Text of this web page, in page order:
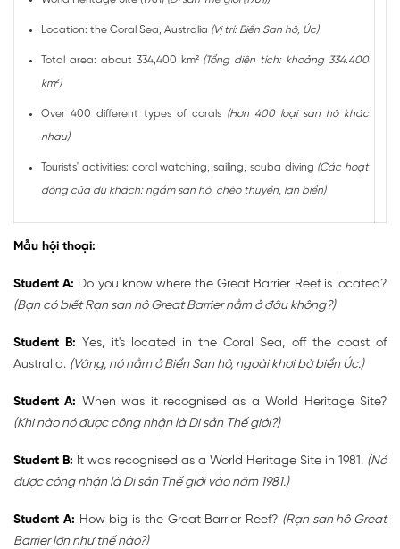
Location: the Coral Sea, Australia (Vị trí: Biển San hô, Úc)
Total area: about 334,400 km² (Tổng diện tích: khoảng 334.400
km²)
Over 400 different types of corals (Hơn 400 loại san hô khác
nhau)
Tourists' activities: coral watching, sailing, scuba diving (Các hoạt
động của du khách: ngắm san hô, chèo thuyền, lặn biển)
Mẫu hội thoại:
Student A: Do you know where the Great Barrier Reef is located?
(Bạn có biết Rạn san hô Great Barrier nằm ở đâu không?)
Student B: Yes, it's located in the Coral Sea, off the coast of
Australia. (Vâng, nó nằm ở Biển San hô, ngoài khơi bờ biển Úc.)
Student A: When was it recognised as a World Heritage Site?
(Khi nào nó được công nhận là Di sản Thế giới?)
Student B: It was recognised as a World Heritage Site in 1981. (Nó
được công nhận là Di sản Thế giới vào năm 1981.)
Student A: How big is the Great Barrier Reef? (Rạn san hô Great
Barrier lớn như thế nào?)